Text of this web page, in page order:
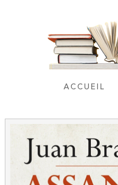
ACCUEIL